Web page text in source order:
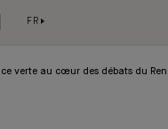
FR
verte au cœur des débats du